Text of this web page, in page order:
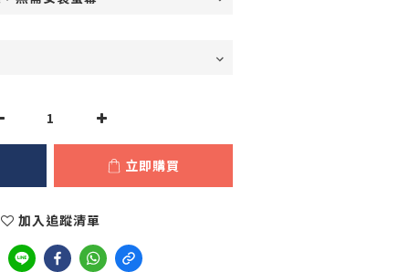
立即購買
加入追蹤清單